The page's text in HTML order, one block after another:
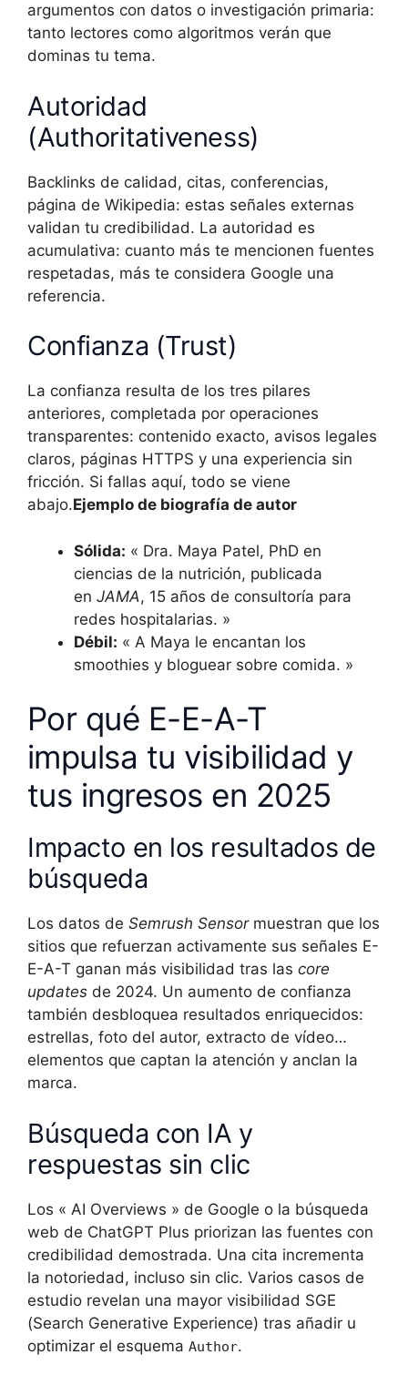
argumentos con datos o investigación primaria:
tanto lectores como algoritmos verán que
dominas tu tema.
Autoridad
(Authoritativeness)
Backlinks de calidad, citas, conferencias,
página de Wikipedia: estas señales externas
validan tu credibilidad. La autoridad es
acumulativa: cuanto más te mencionen fuentes
respetadas, más te considera Google una
referencia.
Confianza (Trust)
La confianza resulta de los tres pilares
anteriores, completada por operaciones
transparentes: contenido exacto, avisos legales
claros, páginas HTTPS y una experiencia sin
fricción. Si fallas aquí, todo se viene
abajo.Ejemplo de biografía de autor
Sólida: « Dra. Maya Patel, PhD en
ciencias de la nutrición, publicada
en JAMA, 15 años de consultoría para
redes hospitalarias. »
Débil: « A Maya le encantan los
smoothies y bloguear sobre comida. »
Por qué E-E-A-T
impulsa tu visibilidad y
tus ingresos en 2025
Impacto en los resultados de
búsqueda
Los datos de Semrush Sensormuestran que los
sitios que refuerzan activamente sus señales E-
E-A-T ganan más visibilidad tras las core
updates de 2024. Un aumento de confianza
también desbloquea resultados enriquecidos:
estrellas, foto del autor, extracto de vídeo…
elementos que captan la atención y anclan la
marca.
Búsqueda con IA y
respuestas sin clic
Los « AI Overviews » de Google o la búsqueda
web de ChatGPT Plus priorizan las fuentes con
credibilidad demostrada. Una cita incrementa
la notoriedad, incluso sin clic. Varios casos de
estudio revelan una mayor visibilidad SGE
(Search Generative Experience) tras añadir u
optimizar el esquema Author.